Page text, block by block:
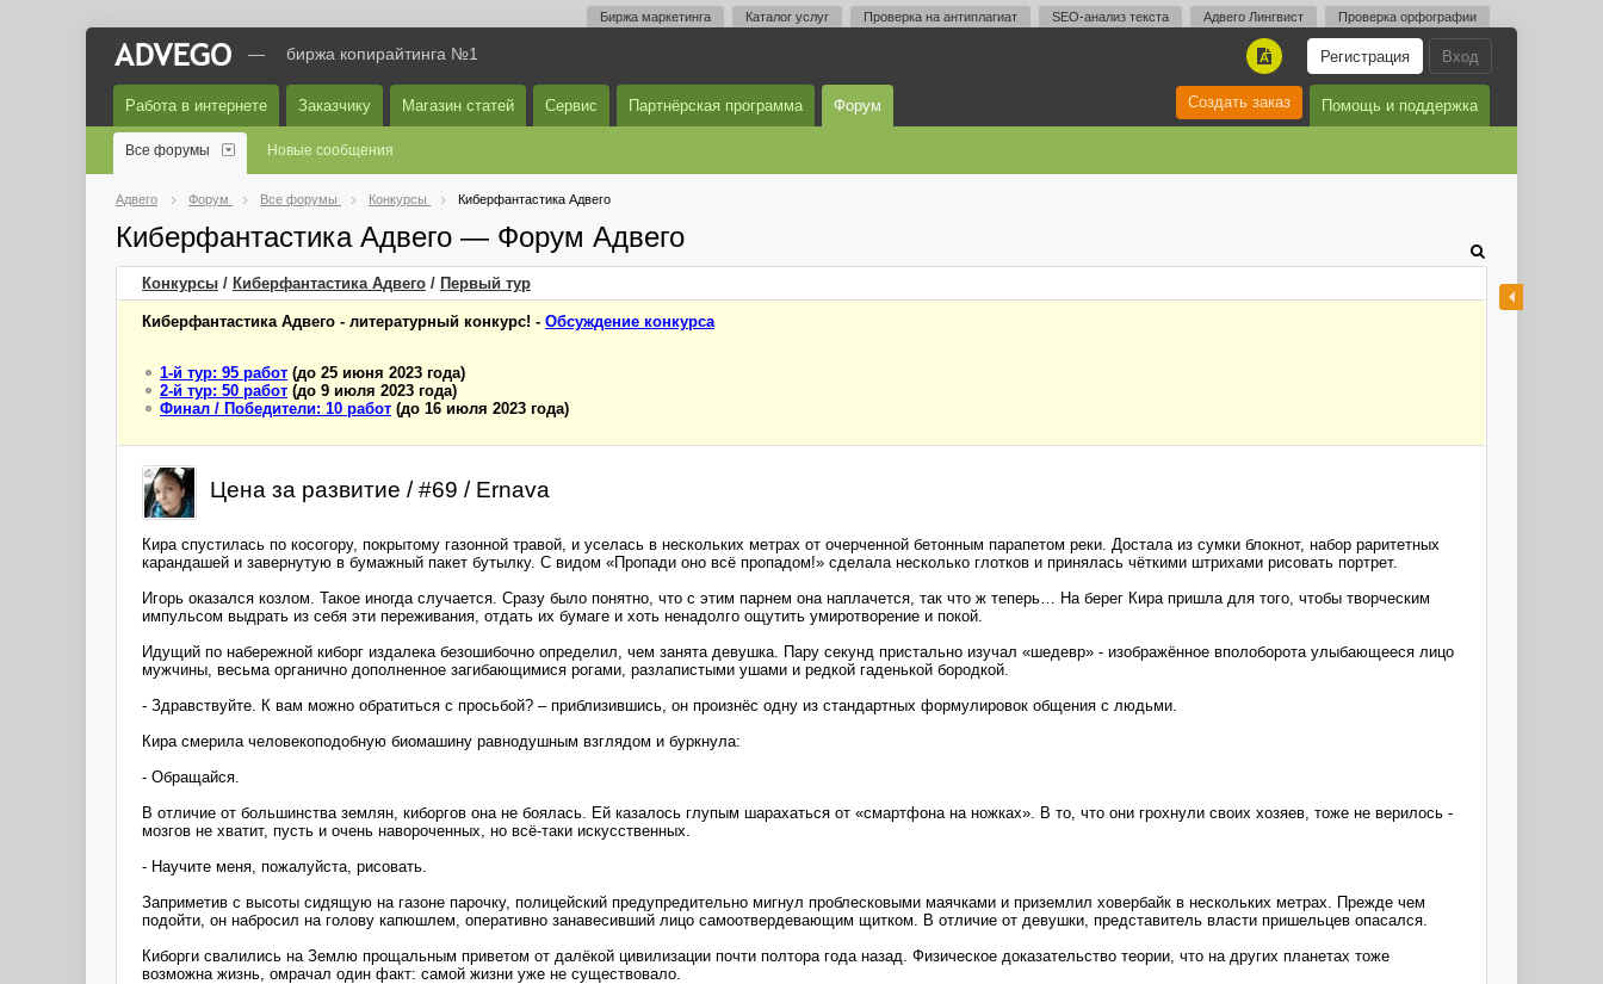
Биржа маркетинга Каталог услуг Проверка на антиплагиат SEO-анализ текста Адвего Лингвист Проверка орфографии
Вход
Регистрация
A
— биржа копирайтинга №1
Работа в интернете Заказчику Магазин статей Сервис Партнёрская программа Форум Помощь и поддержка
Создать заказ
Все форумы Новые сообщения
Адвего Форум Все форумы Конкурсы Киберфантастика Адвего
Киберфантастика Адвего — Форум Адвего
Конкурсы / Киберфантастика Адвего / Первый тур
Киберфантастика Адвего - литературный конкурс! - Обсуждение конкурса
1-й тур: 95 работ (до 25 июня 2023 года)
2-й тур: 50 работ (до 9 июля 2023 года)
Финал / Победители: 10 работ (до 16 июля 2023 года)
Цена за развитие / #69 / Ernava
Кира спустилась по косогору, покрытому газонной травой, и уселась в нескольких метрах от очерченной бетонным парапетом реки. Достала из сумки блокнот, набор раритетных
карандашей и завернутую в бумажный пакет бутылку. С видом «Пропади оно всё пропадом!» сделала несколько глотков и принялась чёткими штрихами рисовать портрет.
Игорь оказался козлом. Такое иногда случается. Сразу было понятно, что с этим парнем она наплачется, так что ж теперь… На берег Кира пришла для того, чтобы творческим
импульсом выдрать из себя эти переживания, отдать их бумаге и хоть ненадолго ощутить умиротворение и покой.
Идущий по набережной киборг издалека безошибочно определил, чем занята девушка. Пару секунд пристально изучал «шедевр» - изображённое вполоборота улыбающееся лицо
мужчины, весьма органично дополненное загибающимися рогами, разлапистыми ушами и редкой гаденькой бородкой.
- Здравствуйте. К вам можно обратиться с просьбой? – приблизившись, он произнёс одну из стандартных формулировок общения с людьми.
Кира смерила человекоподобную биомашину равнодушным взглядом и буркнула:
- Обращайся.
В отличие от большинства землян, киборгов она не боялась. Ей казалось глупым шарахаться от «смартфона на ножках». В то, что они грохнули своих хозяев, тоже не верилось -
мозгов не хватит, пусть и очень навороченных, но всё-таки искусственных.
- Научите меня, пожалуйста, рисовать.
Заприметив с высоты сидящую на газоне парочку, полицейский предупредительно мигнул проблесковыми маячками и приземлил ховербайк в нескольких метрах. Прежде чем
подойти, он набросил на голову капюшлем, оперативно занавесивший лицо самоотвердевающим щитком. В отличие от девушки, представитель власти пришельцев опасался.
Киборги свалились на Землю прощальным приветом от далёкой цивилизации почти полтора года назад. Физическое доказательство теории, что на других планетах тоже
возможна жизнь, омрачал один факт: самой жизни уже не существовало.